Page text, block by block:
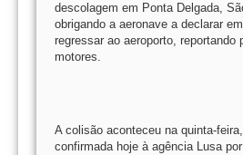
descolagem em Ponta Delgada,
obrigando a aeronave a declarar
regressar ao aeroporto, reportando
motores.
A colisão aconteceu na quinta-
confirmada hoje à agência Lusa